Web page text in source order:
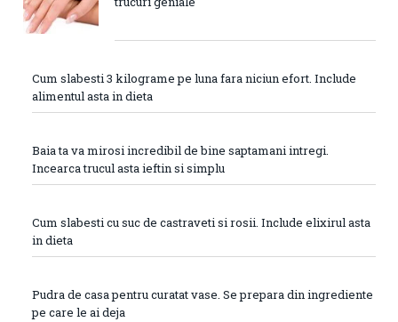
Cum slabesti 3 kilograme pe luna fara niciun efort. Include
alimentul asta in dieta
Baia ta va mirosi incredibil de bine saptamani intregi.
Incearca trucul asta ieftin si simplu
Cum slabesti cu suc de castraveti si rosii. Include elixirul asta
in dieta
Pudra de casa pentru curatat vase. Se prepara din ingrediente
pe care le ai deja